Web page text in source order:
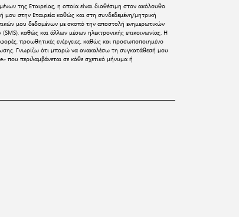
της Εταιρείας, η οποία είναι διαθέσιμη στον ακόλουθο
στην Εταιρεία καθώς και στη συνδεδεμένη/μητρική
μου δεδομένων με σκοπό την αποστολή ενημερωτικών
καθώς και άλλων μέσων ηλεκτρονικής επικοινωνίας. Η
προωθητικές ενέργειες, καθώς και προσωποποιημένο
Γνωρίζω ότι μπορώ να ανακαλέσω τη συγκατάθεσή μου
που περιλαμβάνεται σε κάθε σχετικό μήνυμα ή